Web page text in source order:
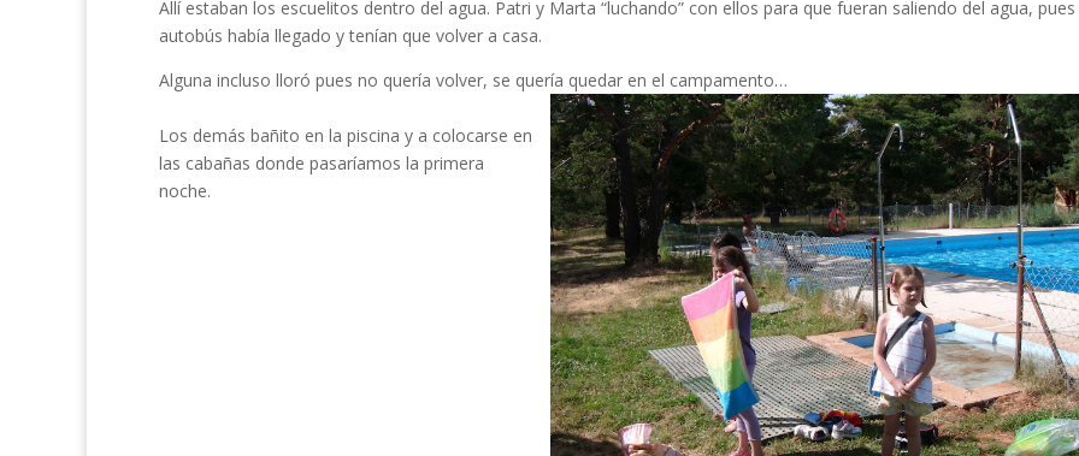
Allí estaban los escuelitos dentro del agua. Patri y Marta “luchando” con ellos para que fueran saliendo del agua, pues
autobús había llegado y tenían que volver a casa.
Alguna incluso lloró pues no quería volver, se quería quedar en el campamento…
Los demás bañito en la piscina y a colocarse en
las cabañas donde pasaríamos la primera
noche.